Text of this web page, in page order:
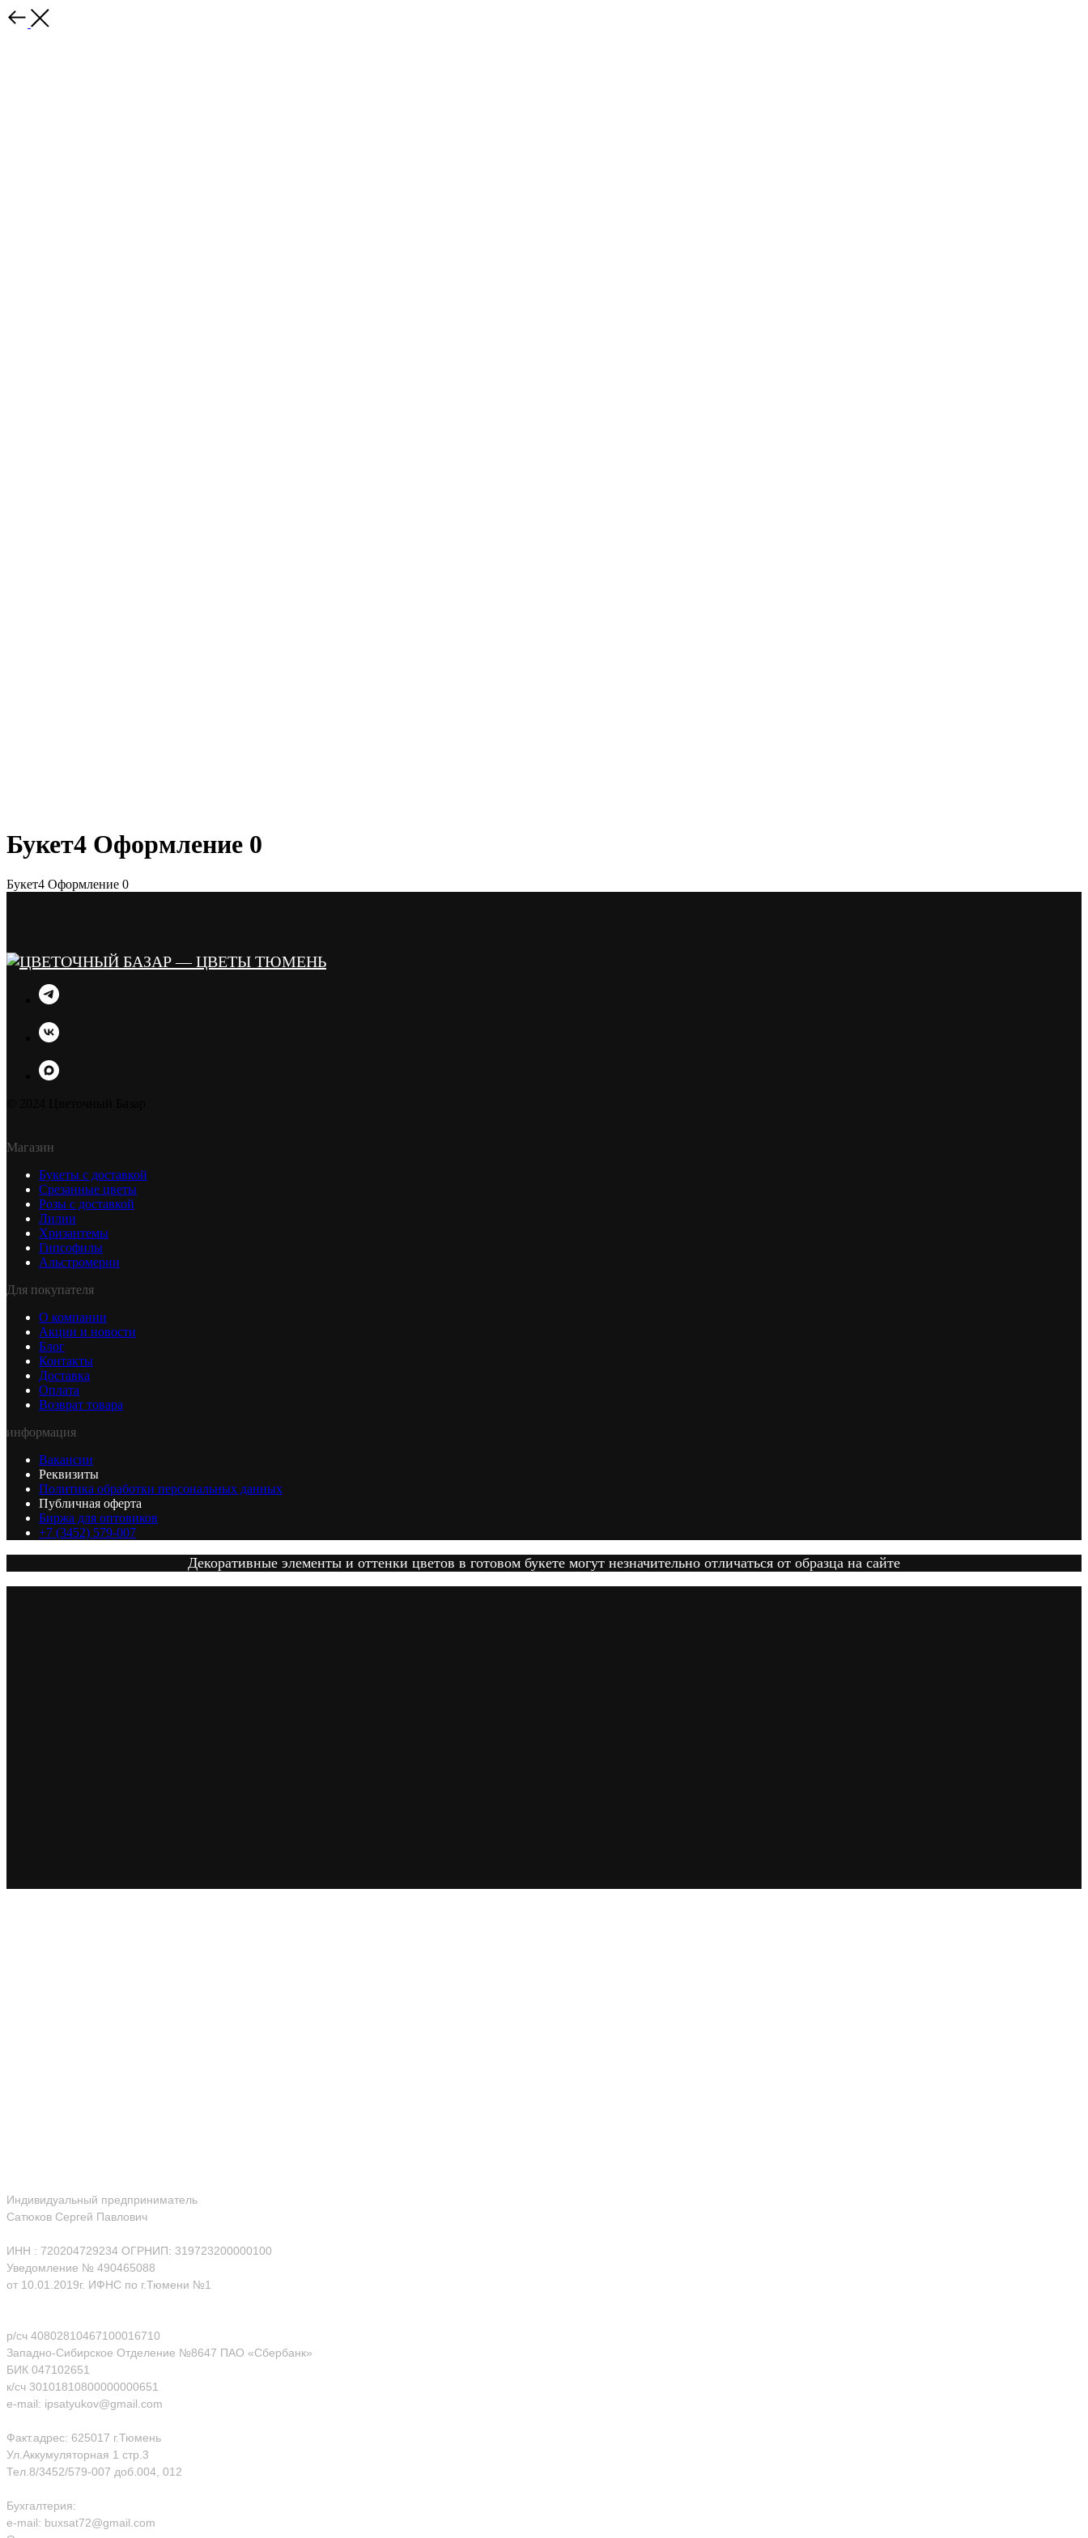
Букет4 Оформление 0
Букет4 Оформление 0
Магазин
Букеты с доставкой
Срезанные цветы
Розы с доставкой
Лилии
Хризантемы
Гипсофилы
Альстромерии
Для покупателя
О компании
Акции и новости
Блог
Контакты
Доставка
Оплата
Возврат товара
информация
Вакансии
Реквизиты
Политика обработки персональных данных
Публичная оферта
Биржа для оптовиков
+7 (3452) 579-007
Декоративные элементы и оттенки цветов в готовом букете могут незначительно отличаться от образца на сайте
Индивидуальный предприниматель
Сатюков Сергей Павлович
ИНН : 720204729234 ОГРНИП: 319723200000100
Уведомление № 490465088
от 10.01.2019г. ИФНС по г.Тюмени №1
р/сч 40802810467100016710
Западно-Сибирское Отделение №8647 ПАО «Сбербанк»
БИК 047102651
к/сч 30101810800000000651
e-mail: ipsatyukov@gmail.com
Факт.адрес: 625017 г.Тюмень
Ул.Аккумуляторная 1 стр.3
Тел.8/3452/579-007 доб.004, 012
Бухгалтерия:
e-mail: buxsat72@gmail.com